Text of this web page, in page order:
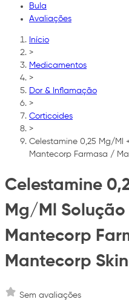
Bula
Avaliações
Início
>
Medicamentos
>
Dor & Inflamação
>
Corticoides
>
Celestamine 0,25 Mg/Ml
Mantecorp Farmasa /
Celestamine
Mg/Ml Solução
Mantecorp
Mantecorp
Sem avaliações